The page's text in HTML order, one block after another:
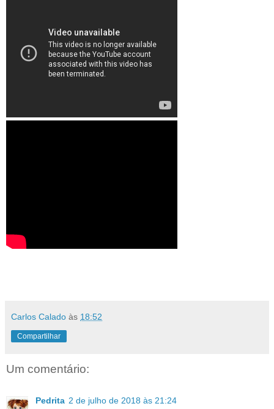
Carlos Calado às 18:52
Compartilhar
Um comentário:
Pedrita 2 de julho de 2018 às 21:24